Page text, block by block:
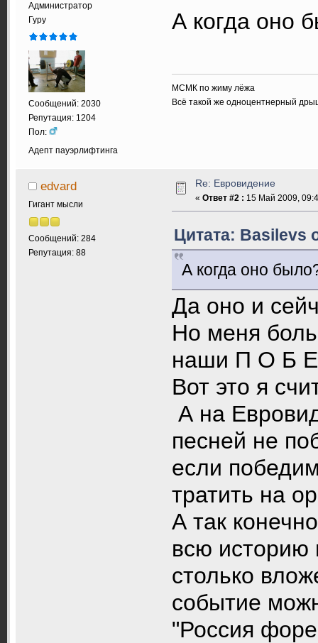
Администратор
Гуру
Сообщений: 2030
Репутация: 1204
Пол:
Адепт пауэрлифтинга
А когда оно
МСМК по жиму лёжа
Всё такой же одноцентнерный
edvard
Гигант мысли
Сообщений: 284
Репутация: 88
Re: Евровидение
« Ответ #2 : 15 Май 2009,
Цитата: Basilevs
А когда оно
Да оно и
Но меня
наши П О Б
Вот это я
А на
песней не
если
тратить на
А так
всю историю
столько
событие
"Россия